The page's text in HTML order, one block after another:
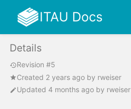
ITAU Docs
Details
Revision #5
Created 2 years ago by rweiser
Updated 4 months ago by rweiser